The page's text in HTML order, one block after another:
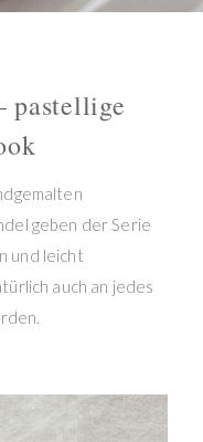
pastellige
geben der Serie
und leicht
auch an jedes